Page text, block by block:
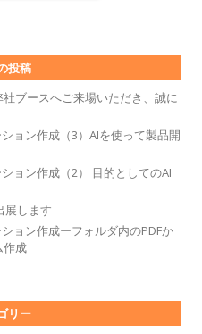
投稿
社ブースへご来場いただき、誠に
ョン作成（3）AIを使って製品開
ョン作成（2） 目的としてのAI
展します
ョン作成ーフォルダ内のPDFか
作成
リー